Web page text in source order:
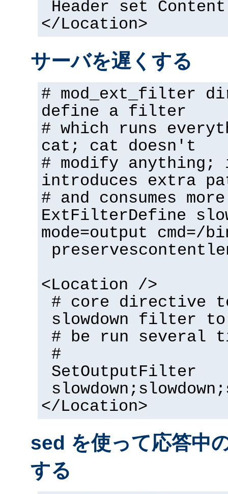
Header set
</Location>
サーバを遅くする
# mod_ext_filter
define a filter
# which runs
cat; cat doesn't
# modify
introduces extra
# and consumes
ExtFilterDefine
mode=output cmd=/
<Location />
# core directive
slowdown filter to
# be run several
#
SetOutputFilter
</Location>
sed を使って応答中
する